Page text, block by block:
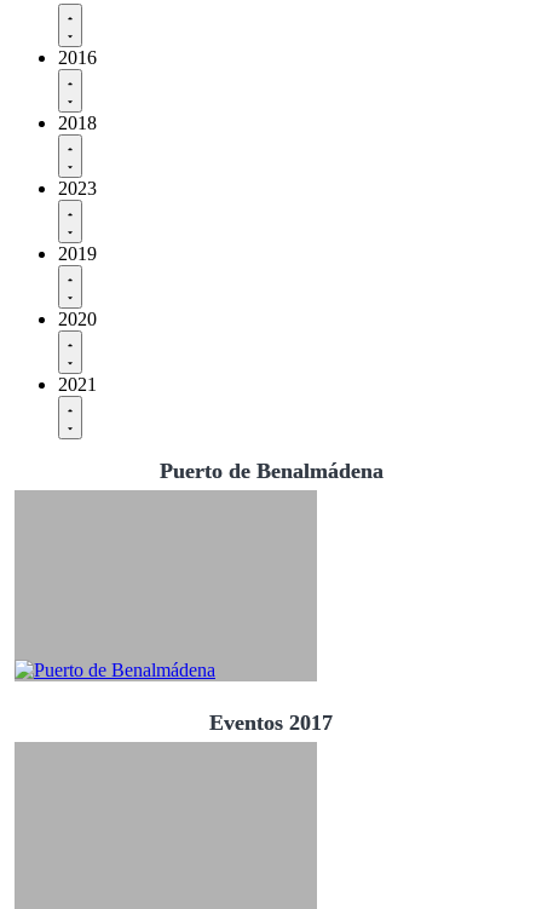
2016
2018
2023
2019
2020
2021
Puerto de Benalmádena
Eventos 2017